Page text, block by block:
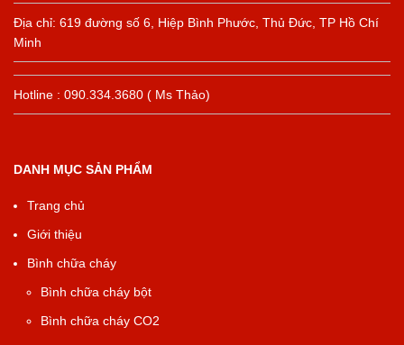
Địa chỉ: 619 đường số 6, Hiệp Bình Phước, Thủ Đức, TP Hồ Chí
Minh
Hotline : 090.334.3680 ( Ms Thảo)
DANH MỤC SẢN PHẨM
Trang chủ
Giới thiệu
Bình chữa cháy
Bình chữa cháy bột
Bình chữa cháy CO2